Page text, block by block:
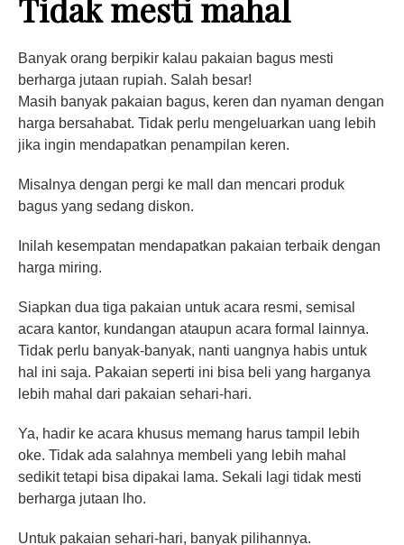
Tidak mesti mahal
Banyak orang berpikir kalau pakaian bagus mesti
berharga jutaan rupiah. Salah besar!
Masih banyak pakaian bagus, keren dan nyaman dengan
harga bersahabat. Tidak perlu mengeluarkan uang lebih
jika ingin mendapatkan penampilan keren.
Misalnya dengan pergi ke mall dan mencari produk
bagus yang sedang diskon.
Inilah kesempatan mendapatkan pakaian terbaik dengan
harga miring.
Siapkan dua tiga pakaian untuk acara resmi, semisal
acara kantor, kundangan ataupun acara formal lainnya.
Tidak perlu banyak-banyak, nanti uangnya habis untuk
hal ini saja. Pakaian seperti ini bisa beli yang harganya
lebih mahal dari pakaian sehari-hari.
Ya, hadir ke acara khusus memang harus tampil lebih
oke. Tidak ada salahnya membeli yang lebih mahal
sedikit tetapi bisa dipakai lama. Sekali lagi tidak mesti
berharga jutaan lho.
Untuk pakaian sehari-hari, banyak pilihannya.